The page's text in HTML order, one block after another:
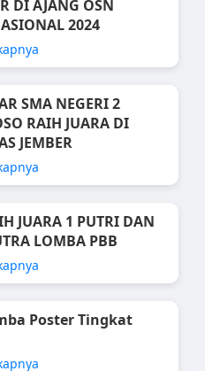
DI AJANG OSN
2024
SMA NEGERI 2
RAIH JUARA DI
JEMBER
JUARA 1 PUTRI DAN
LOMBA PBB
Poster Tingkat